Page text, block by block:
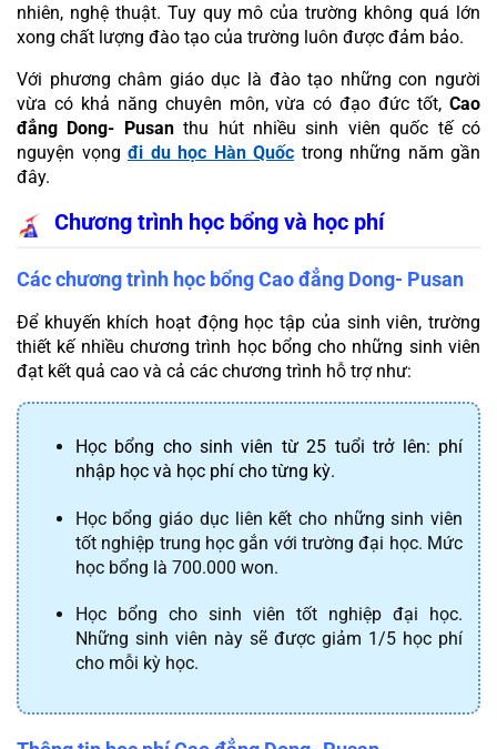
nhiên, nghệ thuật. Tuy quy mô của trường không quá lớn
xong chất lượng đào tạo của trường luôn được đảm bảo.
Với phương châm giáo dục là đào tạo những con người
vừa có khả năng chuyên môn, vừa có đạo đức tốt, Cao
đẳng Dong- Pusan thu hút nhiều sinh viên quốc tế có
nguyện vọng đi du học Hàn Quốc trong những năm gần
đây.
Chương trình học bổng và học phí
Các chương trình học bổng Cao đẳng Dong- Pusan
Để khuyến khích hoạt động học tập của sinh viên, trường
thiết kế nhiều chương trình học bổng cho những sinh viên
đạt kết quả cao và cả các chương trình hỗ trợ như:
Học bổng cho sinh viên từ 25 tuổi trở lên: phí
nhập học và học phí cho từng kỳ.
Học bổng giáo dục liên kết cho những sinh viên
tốt nghiệp trung học gắn với trường đại học. Mức
học bổng là 700.000 won.
Học bổng cho sinh viên tốt nghiệp đại học.
Những sinh viên này sẽ được giảm 1/5 học phí
cho mỗi kỳ học.